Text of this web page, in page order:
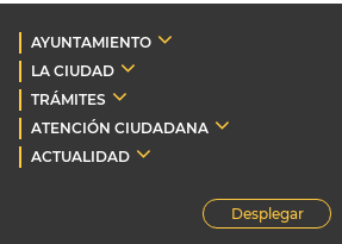
AYUNTAMIENTO
LA CIUDAD
TRÁMITES
ATENCIÓN CIUDADANA
ACTUALIDAD
Desplegar